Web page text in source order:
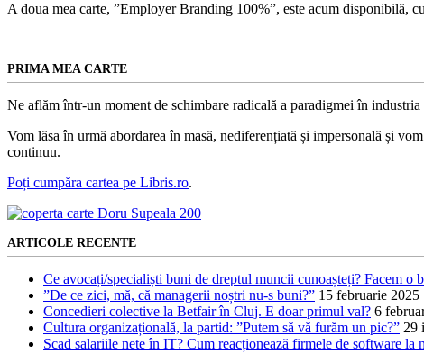
A doua mea carte, ”Employer Branding 100%”, este acum disponibilă,
PRIMA MEA CARTE
Ne aflăm într-un moment de schimbare radicală a paradigmei în
Vom lăsa în urmă abordarea în masă, nediferențiată și impersonală și
continuu.
Poți cumpăra cartea pe Libris.ro.
ARTICOLE RECENTE
Ce avocați/specialiști buni de dreptul muncii cunoașteți? Facem o
”De ce zici, mă, că managerii noștri nu-s buni?” 15 februarie 2025
Concedieri colective la Betfair în Cluj. E doar primul val? 6
Cultura organizațională, la partid: ”Putem să vă furăm un pic?” 29
Scad salariile nete în IT? Cum reacționează firmele de software